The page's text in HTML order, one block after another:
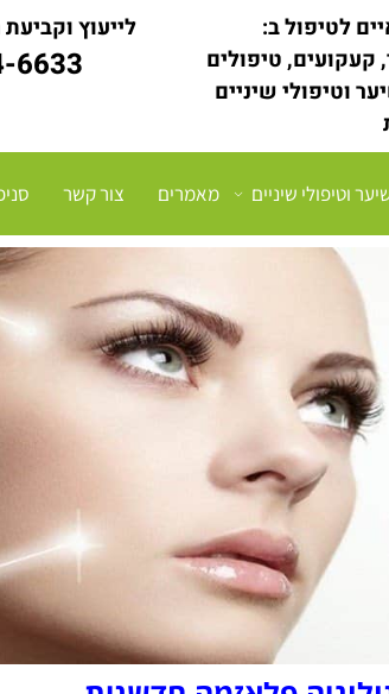
לטיפול ב:
קעקועים, טיפולים
וטיפולי שיניים
לייעוץ
6633
וטיפולי שיניים מאמרים צור קשר